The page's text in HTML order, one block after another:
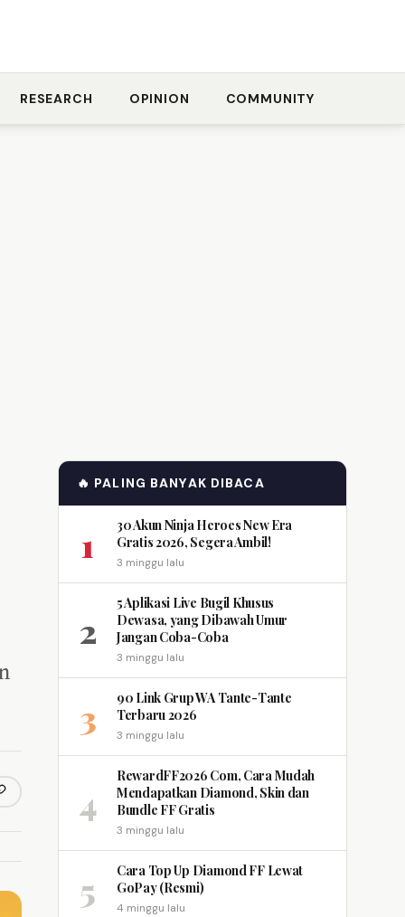
RESEARCH OPINION COMMUNITY
link
🔥 PALING BANYAK DIBACA
1
30 Akun Ninja Heroes New Era
Gratis 2026, Segera Ambil!
3 minggu lalu
2
5 Aplikasi Live Bugil Khusus
Dewasa, yang Dibawah Umur
Jangan Coba-Coba
3 minggu lalu
3
90 Link Grup WA Tante-Tante
Terbaru 2026
3 minggu lalu
4
RewardFF2026 Com, Cara Mudah
Mendapatkan Diamond, Skin dan
Bundle FF Gratis
3 minggu lalu
5
Cara Top Up Diamond FF Lewat
GoPay (Resmi)
4 minggu lalu